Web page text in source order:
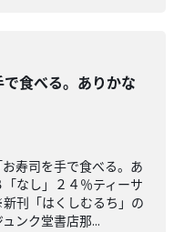
で食べる。ありかな
寿司を手で食べる。あ
なし」２４％ティーサ
刊「はくしむるち」の
ンク堂書店那...